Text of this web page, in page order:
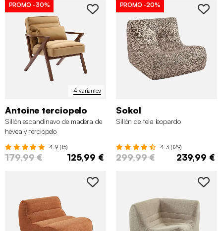
4 variantes
PROMO -30%
Antoine terciopelo
Sillón escandinavo de madera de
hevea y terciopelo
4.9 (15)
179,99 € 125,99 €
PROMO -20%
Sokol
Sillón de tela leopardo
4.3 (129)
299,99 € 239,99 €